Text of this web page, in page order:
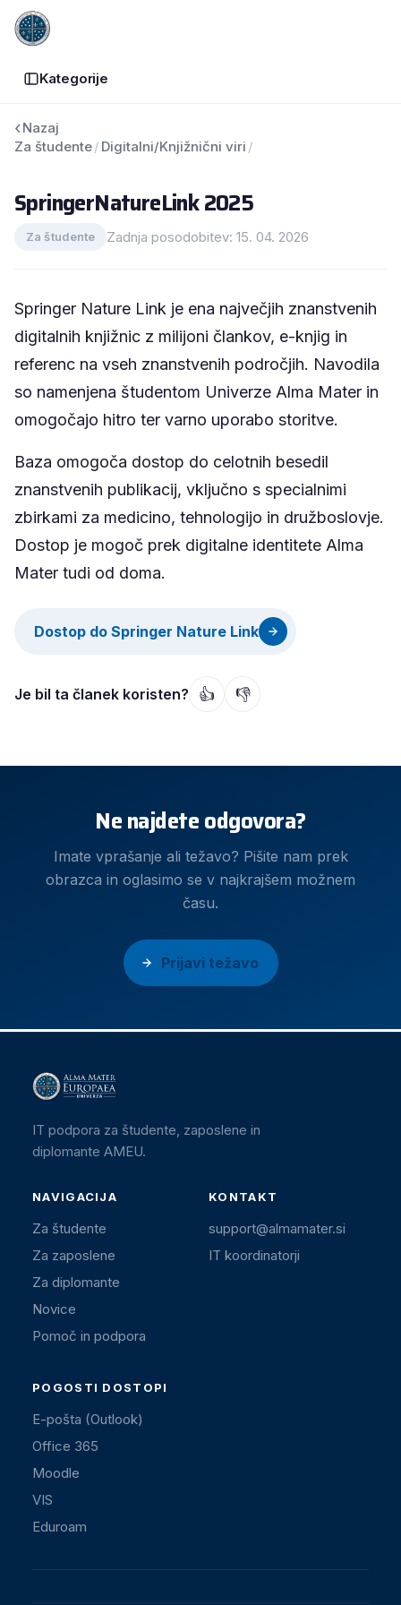
Skip
Kategorije
Nazaj
Za študente/ Digitalni/Knjižnični viri /
SpringerNatureLink 2025
Za študente Zadnja posodobitev: 15. 04. 2026
Springer Nature Link je ena največjih znanstvenih
digitalnih knjižnic z milijoni člankov, e-knjig in
referenc na vseh znanstvenih področjih. Navodila
so namenjena študentom Univerze Alma Mater in
omogočajo hitro ter varno uporabo storitve.
Baza omogoča dostop do celotnih besedil
znanstvenih publikacij, vključno s specialnimi
zbirkami za medicino, tehnologijo in družboslovje.
Dostop je mogoč prek digitalne identitete Alma
Mater tudi od doma.
Dostop do Springer Nature Link
Je bil ta članek koristen? 👍 👎
Ne najdete odgovora?
Imate vprašanje ali težavo? Pišite nam prek
obrazca in oglasimo se v najkrajšem možnem
času.
Prijavi težavo
IT podpora za študente, zaposlene in
diplomante AMEU.
NAVIGACIJA
Za študente
Za zaposlene
Za diplomante
Novice
Pomoč in podpora
KONTAKT
support@almamater.si
IT koordinatorji
POGOSTI DOSTOPI
E-pošta (Outlook)
Office 365
Moodle
VIS
Eduroam